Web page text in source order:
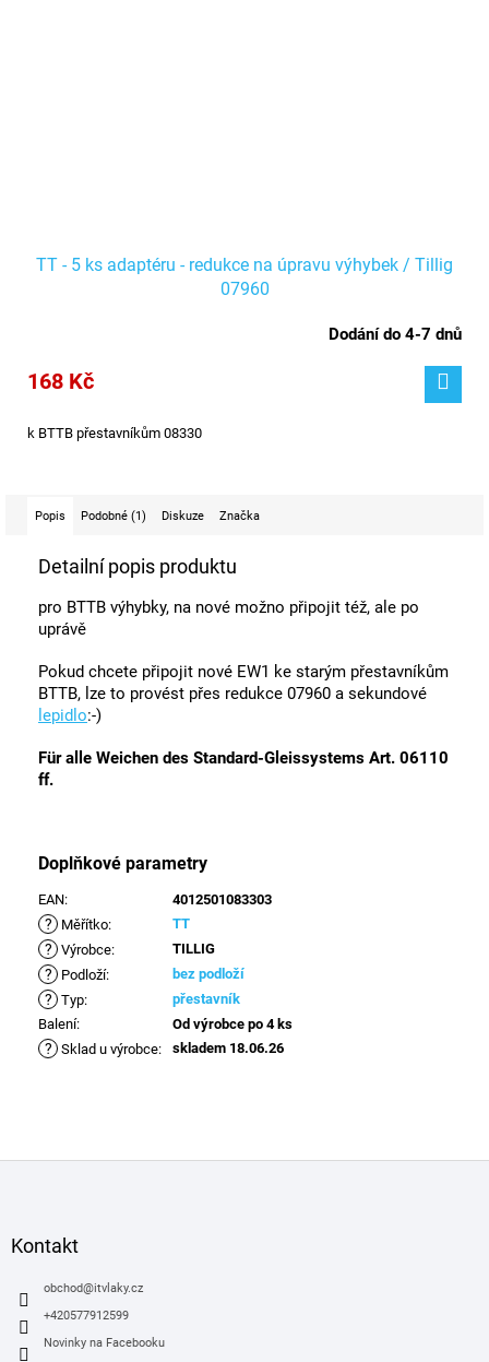
TT - 5 ks adaptéru - redukce na úpravu výhybek / Tillig
07960
Dodání do 4-7 dnů
168 Kč
k BTTB přestavníkům 08330
Popis Podobné (1) Diskuze Značka
Detailní popis produktu
pro BTTB výhybky, na nové možno připojit též, ale po
uprávě
Pokud chcete připojit nové EW1 ke starým přestavníkům
BTTB, lze to provést přes redukce 07960 a sekundové
lepidlo:-)
Für alle Weichen des Standard-Gleissystems Art. 06110
ff.
Doplňkové parametry
EAN: 4012501083303
? Měřítko: TT
? Výrobce: TILLIG
? Podloží: bez podloží
? Typ:
přestavník
Balení: Od výrobce po 4 ks
? Sklad u výrobce: skladem 18.06.26
Kontakt
obchod@itvlaky.cz
+420577912599
Novinky na Facebooku